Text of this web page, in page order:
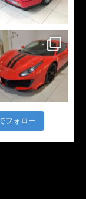
フォロー